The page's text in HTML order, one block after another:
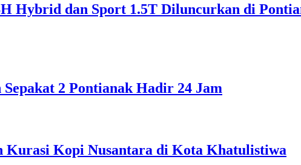
Hybrid dan Sport 1.5T Diluncurkan di
2 Pontianak Hadir 24 Jam
Kurasi Kopi Nusantara di Kota Khatulistiwa